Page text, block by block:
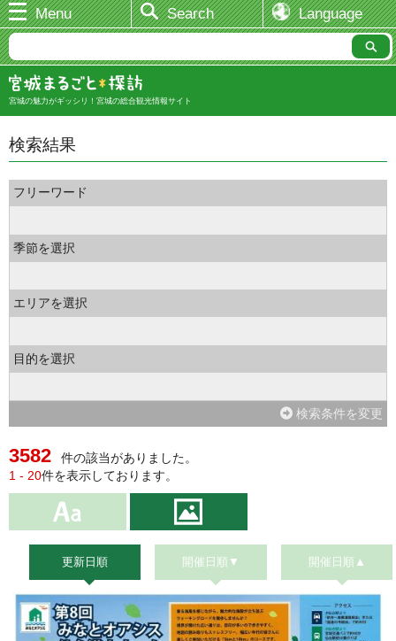
Menu Search Language
宮城の魅力がギッシリ！宮城の総合観光情報サイト
検索結果
フリーワード
季節を選択
エリアを選択
目的を選択
検索条件を変更
3582
件の該当がありました。
1 - 20件を表示しております。
更新日順 開催日順▼ 開催日順▲